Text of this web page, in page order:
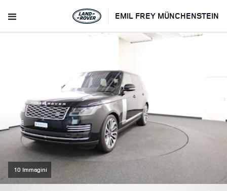
EMIL FREY MÜNCHENSTEIN
10 Immagini